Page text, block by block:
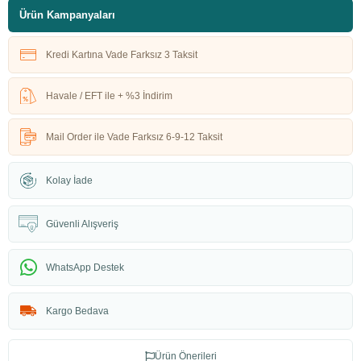
Ürün Kampanyaları
Kredi Kartına Vade Farksız 3 Taksit
Havale / EFT ile + %3 İndirim
Mail Order ile Vade Farksız 6-9-12 Taksit
Kolay İade
Güvenli Alışveriş
WhatsApp Destek
Kargo Bedava
Ürün Önerileri